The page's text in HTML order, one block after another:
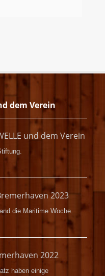
dem Verein
und dem Verein
2023
die Maritime Woche.
2022
haben einige